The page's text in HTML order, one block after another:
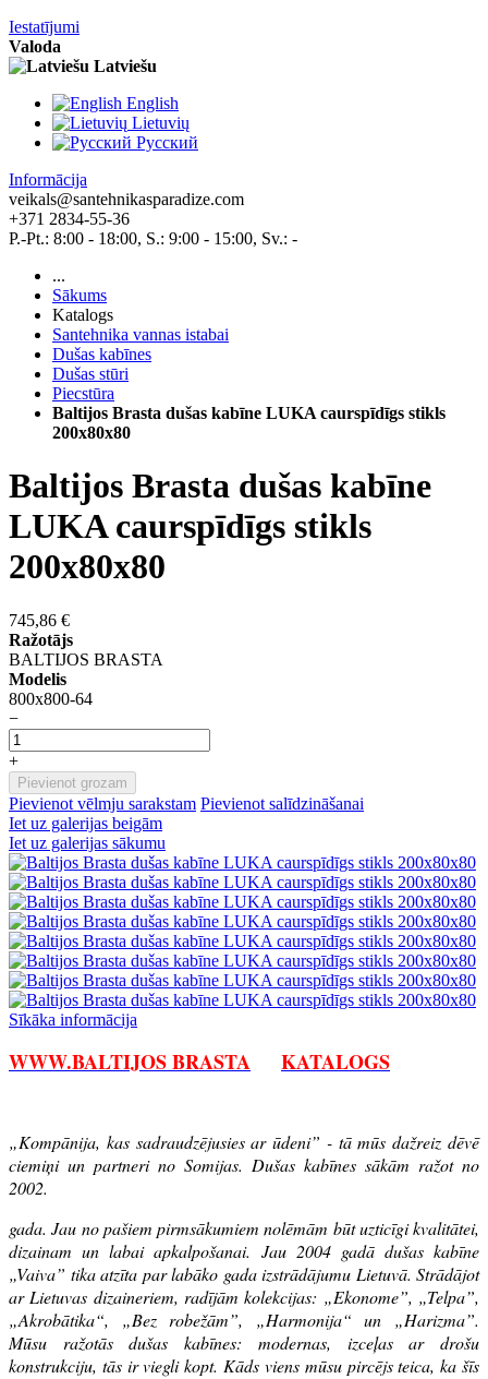
Iestatījumi
Valoda
Latviešu
English
Lietuvių
Pусский
Informācija
veikals@santehnikasparadize.com
+371 2834-55-36
P.-Pt.: 8:00 - 18:00, S.: 9:00 - 15:00, Sv.: -
...
Sākums
Katalogs
Santehnika vannas istabai
Dušas kabīnes
Dušas stūri
Piecstūra
Baltijos Brasta dušas kabīne LUKA caurspīdīgs stikls
200x80x80
Baltijos Brasta dušas kabīne
LUKA caurspīdīgs stikls
200x80x80
745,86 €
Ražotājs
BALTIJOS BRASTA
Modelis
800x800-64
−
+
Pievienot grozam
Pievienot vēlmju sarakstam Pievienot salīdzināšanai
Iet uz galerijas beigām
Iet uz galerijas sākumu
Sīkāka informācija
WWW.BALTIJOS BRASTA KATALOGS
„Kompānija, kas sadraudzējusies ar ūdeni” - tā mūs dažreiz dēvē
ciemiņi un partneri no Somijas. Dušas kabīnes sākām ražot no
2002.
gada. Jau no pašiem pirmsākumiem nolēmām būt uzticīgi kvalitātei,
dizainam un labai apkalpošanai. Jau 2004 gadā dušas kabīne
„Vaiva” tika atzīta par labāko gada izstrādājumu Lietuvā. Strādājot
ar Lietuvas dizaineriem, radījām kolekcijas: „Ekonome”, „Telpa”,
„Akrobātika“, „Bez robežām”, „Harmonija“ un „Harizma”.
Mūsu ražotās dušas kabīnes: modernas, izceļas ar drošu
konstrukciju, tās ir viegli kopt. Kāds viens mūsu pircējs teica, ka šīs